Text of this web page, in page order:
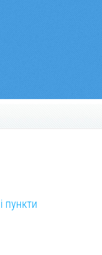
пункти